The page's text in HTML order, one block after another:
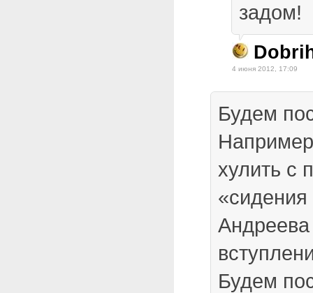
задом!
4 июня 2012, 17:09
Будем
хулить с
«сидения
Будем